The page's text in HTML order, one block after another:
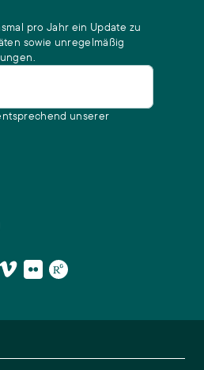
pro Jahr ein Update zu
sowie unregelmäßig
unserer